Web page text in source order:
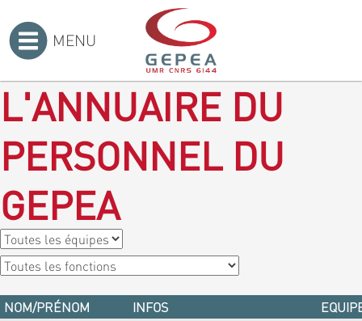
MENU
L'ANNUAIRE DU
PERSONNEL DU
GEPEA
NOM/PRÉNOM INFOS